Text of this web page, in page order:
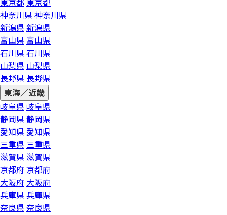
東京都 東京都
神奈川県 神奈川県
新潟県 新潟県
富山県 富山県
石川県 石川県
山梨県 山梨県
長野県 長野県
東海／近畿
岐阜県 岐阜県
静岡県 静岡県
愛知県 愛知県
三重県 三重県
滋賀県 滋賀県
京都府 京都府
大阪府 大阪府
兵庫県 兵庫県
奈良県 奈良県